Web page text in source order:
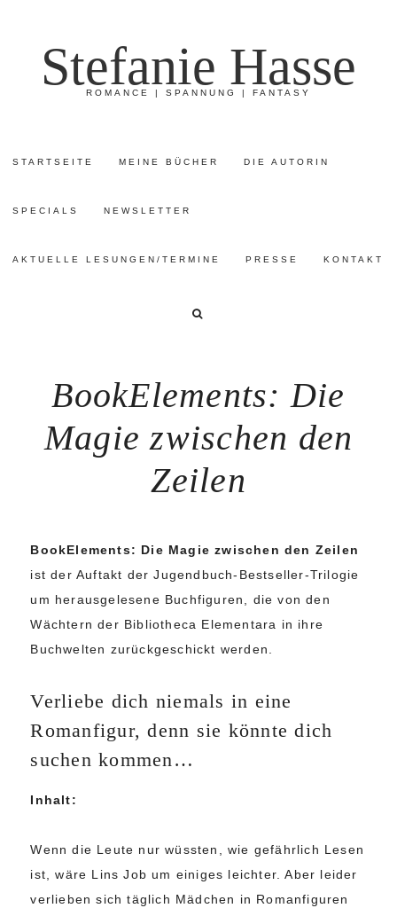
Stefanie Hasse
ROMANCE | SPANNUNG | FANTASY
STARTSEITE MEINE BÜCHER DIE AUTORIN
SPECIALS NEWSLETTER
AKTUELLE LESUNGEN/TERMINE PRESSE KONTAKT
BookElements: Die
Magie zwischen den
Zeilen
BookElements: Die Magie zwischen den Zeilen
ist der Auftakt der Jugendbuch-Bestseller-Trilogie
um herausgelesene Buchfiguren, die von den
Wächtern der Bibliotheca Elementara in ihre
Buchwelten zurückgeschickt werden.
Verliebe dich niemals in eine
Romanfigur, denn sie könnte dich
suchen kommen…
Inhalt:
Wenn die Leute nur wüssten, wie gefährlich Lesen
ist, wäre Lins Job um einiges leichter. Aber leider
verlieben sich täglich Mädchen in Romanfiguren